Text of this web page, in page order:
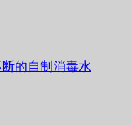
的自制消毒水